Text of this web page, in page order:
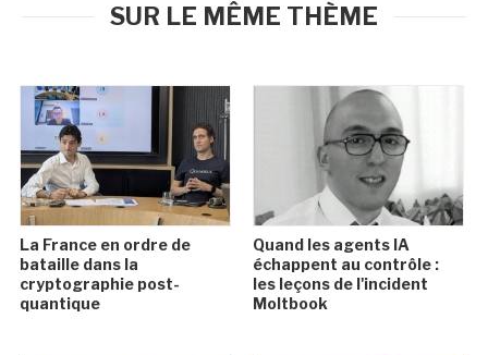
SUR LE MÊME THÈME
La France en ordre de
bataille dans la
cryptographie post-
quantique
Quand les agents IA
échappent au contrôle :
les leçons de l'incident
Moltbook